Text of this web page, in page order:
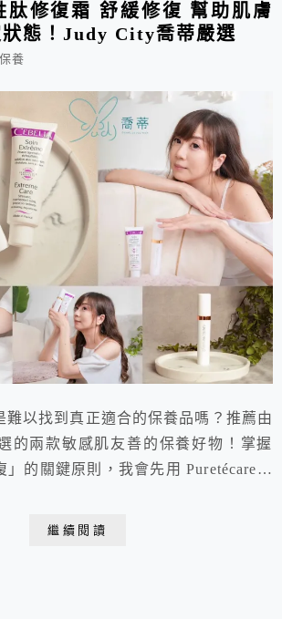
肽修復霜 舒緩修復 幫助肌膚
狀態！Judy City喬蒂嚴選
養
難以找到真正適合的保養品嗎？推薦由
的兩款敏感肌友善的保養好物！掌握
」的關鍵原則，我會先用 Puretécare全
繼續閱讀